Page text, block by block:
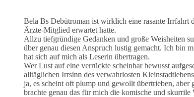
Bela Bs Debütroman ist wirklich eine rasante Irrfahrt
Ärzte-Mitglied erwartet hatte.
Allzu tiefgründige Gedanken und große Weisheiten
über genau diesen Anspruch lustig gemacht. Ich bin
hat sich auf mich als Leserin übertragen.
Wer Lust auf eine verrückte scheinbar bewusst
alltäglichen Irrsinn des verwahrlosten
ja, es scheint oft plump und gewollt übertrieben,
brachte genau das für mich die komische und